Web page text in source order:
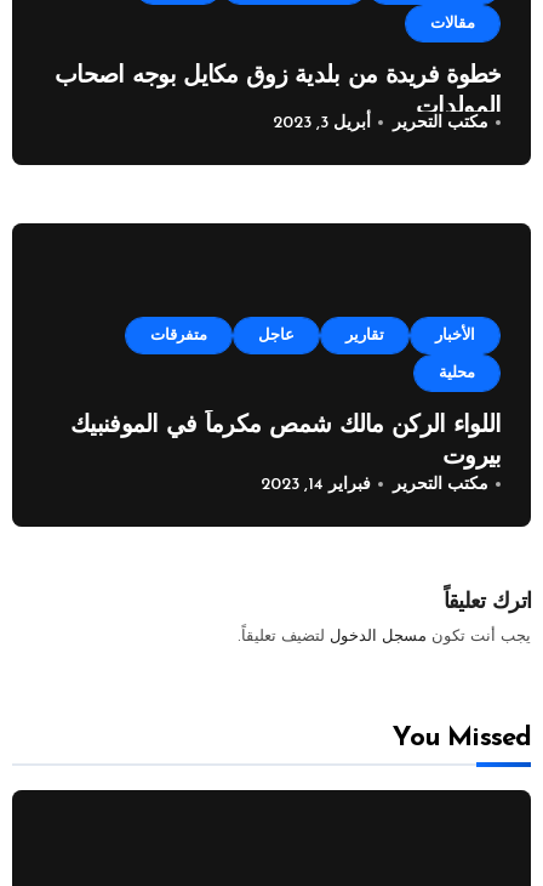
مقالات
خطوة فريدة من بلدية زوق مكايل بوجه اصحاب
المولدات
مكتب التحرير أبريل 3, 2023
الأخبار تقارير عاجل متفرقات
محلية
اللواء الركن مالك شمص مكرماً في الموفنبيك
بيروت
مكتب التحرير فبراير 14, 2023
اترك تعليقاً
يجب أنت تكون مسجل الدخول لتضيف تعليقاً.
You Missed